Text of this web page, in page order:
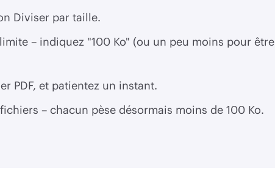
Diviser par taille.
– indiquez "100 Ko" (ou un peu moins pour être
PDF, et patientez un instant.
– chacun pèse désormais moins de 100 Ko.